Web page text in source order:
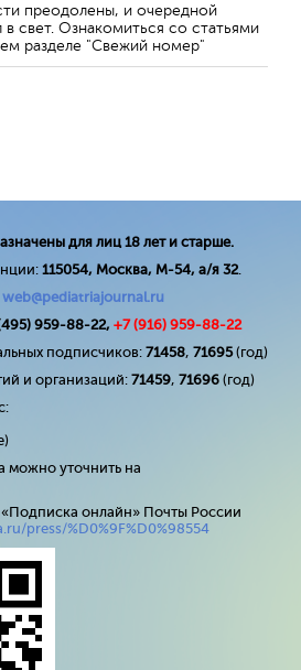
преодолены, и очередной
свет. Ознакомиться со статьями
разделе "Свежий номер"
для лиц 18 лет и старше.
115054, Москва, М-54, а/я 32.
web@pediatriajournal.ru
959-88-22, +7 (916) 959-88-22
подписчиков: 71458, 71695(год)
и организаций: 71459, 71696 (год)
можно уточнить на
онлайн» Почты России
press/%D0%9F%D0%98554